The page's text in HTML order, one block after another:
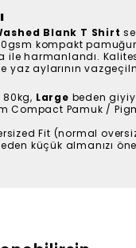
Blank T Shirt
kompakt
ile harmanlandı.
yaz aylarının
80kg, Large beden
Compact Pamuk /
Fit (normal
küçük almanızı